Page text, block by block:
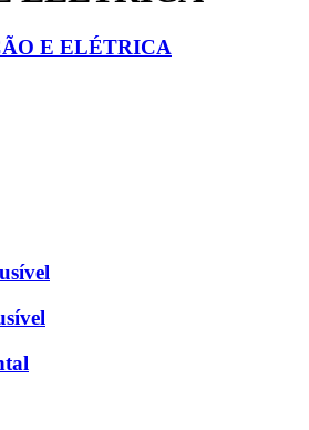
E ELÉTRICA